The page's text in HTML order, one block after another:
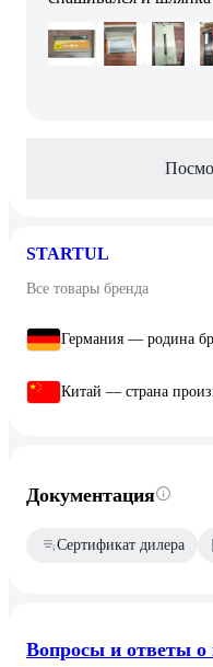
STARTUL
Все товары бренда
Германия — родина
Китай — страна
Документация
Сертификат дилера
Вопросы и ответы о